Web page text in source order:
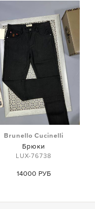
Brunello Cucinelli
Брюки
LUX-76738
14000 РУБ